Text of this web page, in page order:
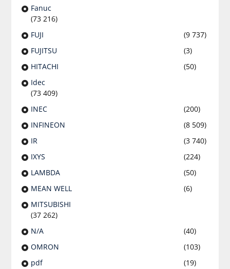
Fanuc
(73 216)
FUJI
(9 737)
FUJITSU
(3)
HITACHI
(50)
Idec
(73 409)
INEC
(200)
INFINEON
(8 509)
IR
(3 740)
IXYS
(224)
LAMBDA
(50)
MEAN WELL
(6)
MITSUBISHI
(37 262)
N/A
(40)
OMRON
(103)
pdf
(19)